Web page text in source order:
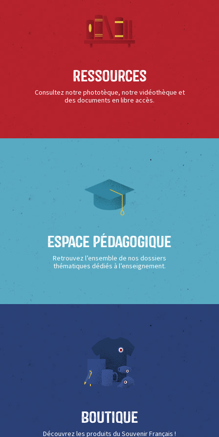
Ressources
Consultez notre phototèque, notre vidéothèque et
des documents en libre accès.
Espace Pédagogique
Retrouvez l’ensemble de nos dossiers
thématiques dédiés à l’enseignement.
Boutique
Découvrez les produits du Souvenir Français !